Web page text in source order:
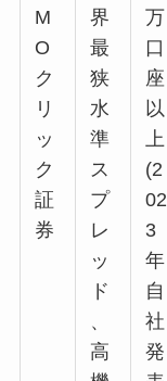
M
O
ク
リ
ッ
ク
証
券
界
最
狭
水
準
ス
プ
レ
ッ
ド
、
高
万
口
座
以
上
(2
02
3
年
自
社
発